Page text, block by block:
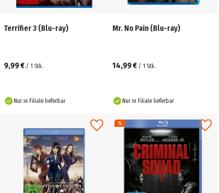
Terrifier 3 (Blu-ray)
9,99 € / 1 Stk.
Nur in Filiale lieferbar
Mr. No Pain (Blu-ray)
14,99 € / 1 Stk.
Nur in Filiale lieferbar